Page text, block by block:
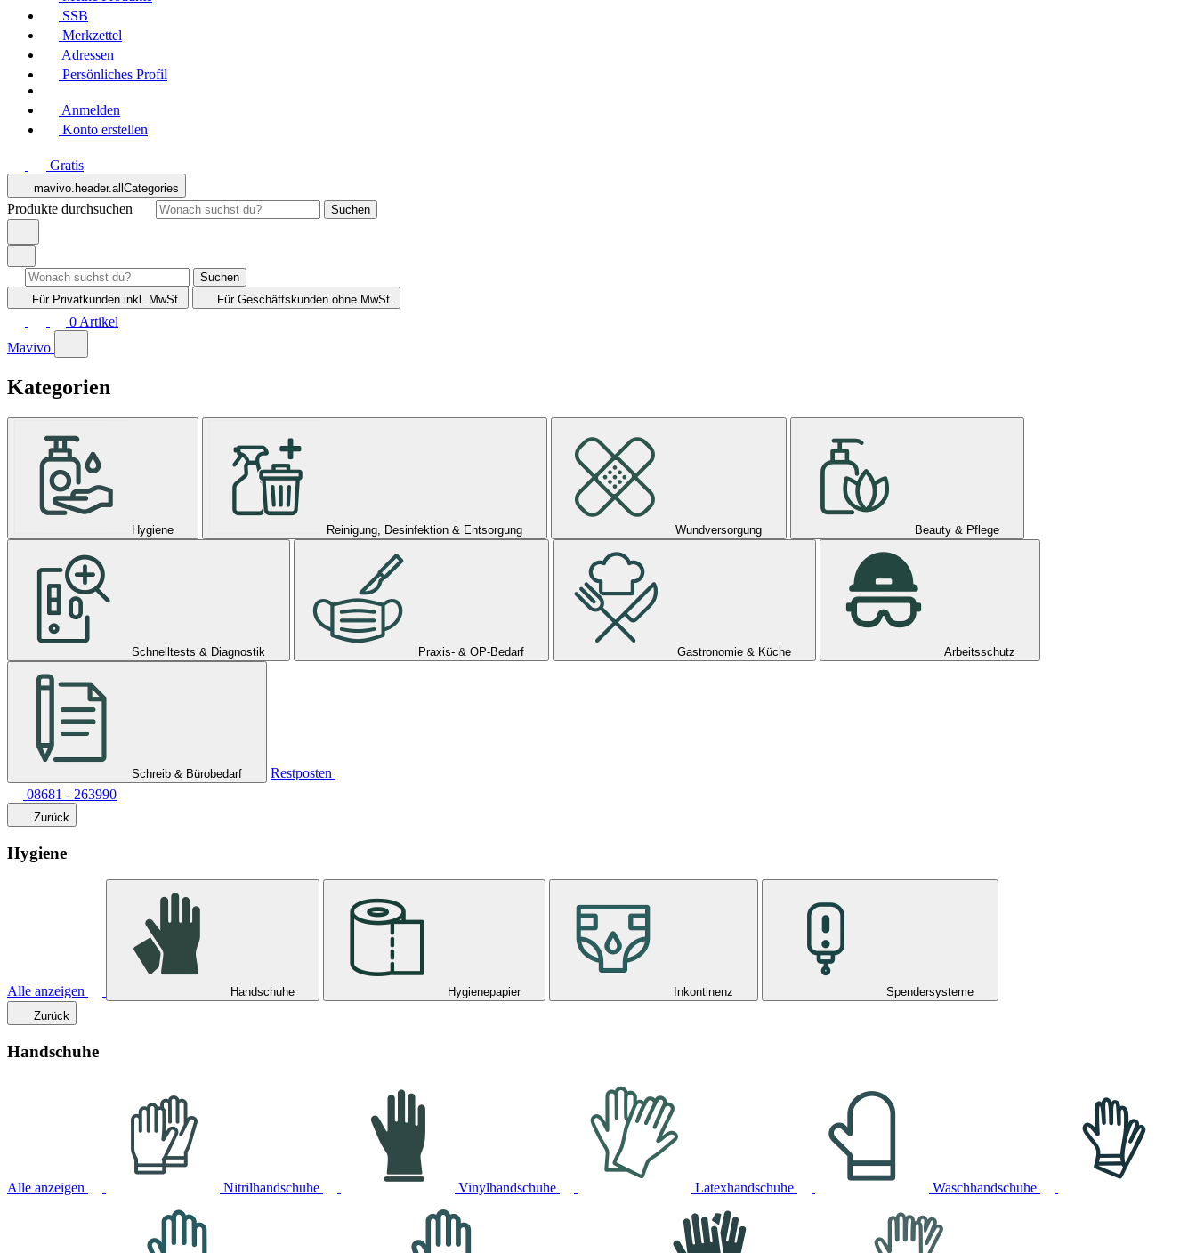
SSB
Merkzettel
Adressen
Persönliches Profil
Anmelden
Konto erstellen
Gratis
mavivo.header.allCategories
Produkte durchsuchen Suchen
Suchen
Für Privatkunden inkl. MwSt. Für Geschäftskunden ohne MwSt.
0 Artikel
Mavivo
Kategorien
Hygiene Reinigung, Desinfektion & Entsorgung Wundversorgung Beauty & Pflege
Schnelltests & Diagnostik Praxis- & OP-Bedarf Gastronomie & Küche Arbeitsschutz
Schreib & Bürobedarf
Restposten
08681 - 263990
Zurück
Hygiene
Alle anzeigen Handschuhe Hygienepapier Inkontinenz
Spendersysteme
Zurück
Handschuhe
Alle anzeigen Nitrilhandschuhe Vinylhandschuhe Latexhandschuhe Waschhandschuhe